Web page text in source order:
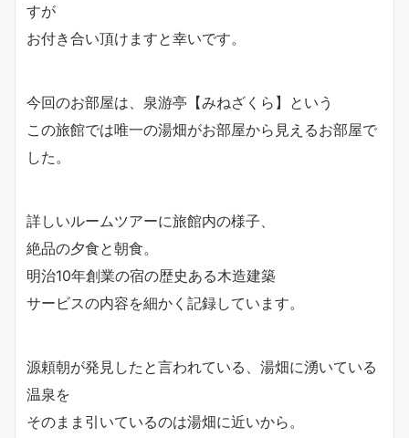
すが
お付き合い頂けますと幸いです。
今回のお部屋は、泉游亭【みねざくら】という
この旅館では唯一の湯畑がお部屋から見えるお部屋で
した。
詳しいルームツアーに旅館内の様子、
絶品の夕食と朝食。
明治10年創業の宿の歴史ある木造建築
サービスの内容を細かく記録しています。
源頼朝が発見したと言われている、湯畑に湧いている
温泉を
そのまま引いているのは湯畑に近いから。